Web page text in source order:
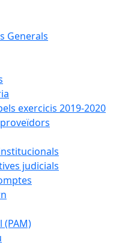
Generals
exercicis 2019-2020
judicials
(PAM)